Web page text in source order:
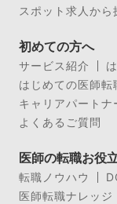
スポット求人から
初めての方へ
サービス紹介
はじめての医師転
キャリアパートナ
よくあるご質問
医師の転職お役
転職ノウハウ
医師転職ナレッジ